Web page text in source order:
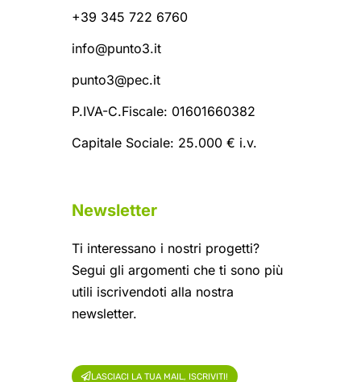
+39 345 722 6760
info@punto3.it
punto3@pec.it
P.IVA-C.Fiscale: 01601660382
Capitale Sociale: 25.000 € i.v.
Newsletter
Ti interessano i nostri progetti?
Segui gli argomenti che ti sono più
utili iscrivendoti alla nostra
newsletter.
LASCIACI LA TUA MAIL, ISCRIVITI!